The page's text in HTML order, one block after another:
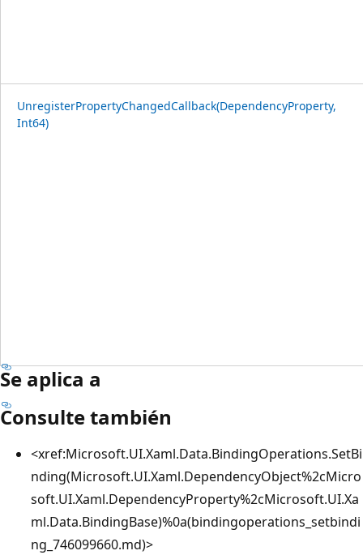
UnregisterPropertyChangedCallback(DependencyProperty,
Int64)
Se aplica a
Consulte también
<xref:Microsoft.UI.Xaml.Data.BindingOperations.SetBi
nding(Microsoft.UI.Xaml.DependencyObject%2cMicro
soft.UI.Xaml.DependencyProperty%2cMicrosoft.UI.Xa
ml.Data.BindingBase)%0a(bindingoperations_setbindi
ng_746099660.md)>